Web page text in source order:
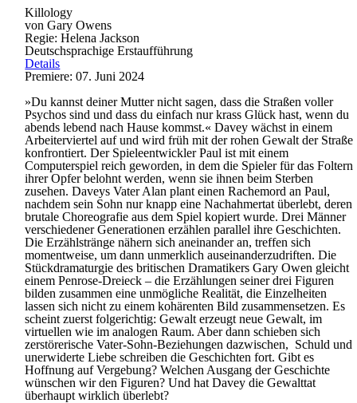
Killology
von Gary Owens
Regie: Helena Jackson
Deutschsprachige Erstaufführung
Details
Premiere: 07. Juni 2024
»Du kannst deiner Mutter nicht sagen, dass die Straßen voller
Psychos sind und dass du einfach nur krass Glück hast, wenn du
abends lebend nach Hause kommst.« Davey wächst in einem
Arbeiterviertel auf und wird früh mit der rohen Gewalt der Straße
konfrontiert. Der Spieleentwickler Paul ist mit einem
Computerspiel reich geworden, in dem die Spieler für das Foltern
ihrer Opfer belohnt werden, wenn sie ihnen beim Sterben
zusehen. Daveys Vater Alan plant einen Rachemord an Paul,
nachdem sein Sohn nur knapp eine Nachahmertat überlebt, deren
brutale Choreografie aus dem Spiel kopiert wurde. Drei Männer
verschiedener Generationen erzählen parallel ihre Geschichten.
Die Erzählstränge nähern sich aneinander an, treffen sich
momentweise, um dann unmerklich auseinanderzudriften. Die
Stückdramaturgie des britischen Dramatikers Gary Owen gleicht
einem Penrose-Dreieck – die Erzählungen seiner drei Figuren
bilden zusammen eine unmögliche Realität, die Einzelheiten
lassen sich nicht zu einem kohärenten Bild zusammensetzen. Es
scheint zuerst folgerichtig: Gewalt erzeugt neue Gewalt, im
virtuellen wie im analogen Raum. Aber dann schieben sich
zerstörerische Vater-Sohn-Beziehungen dazwischen, Schuld und
unerwiderte Liebe schreiben die Geschichten fort. Gibt es
Hoffnung auf Vergebung? Welchen Ausgang der Geschichte
wünschen wir den Figuren? Und hat Davey die Gewalttat
überhaupt wirklich überlebt?